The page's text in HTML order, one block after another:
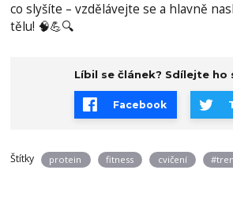
co slyšíte – vzdělávejte se a hlavně
tělu! 🧠💪🔍
Líbil se článek? Sdílejte ho
Facebook
Štítky protein fitness cvičení